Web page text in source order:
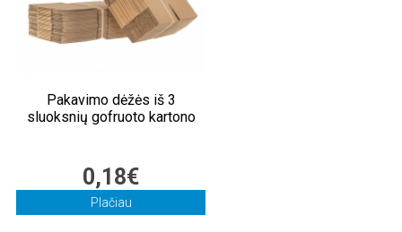
Pakavimo dėžės iš 3
sluoksnių gofruoto kartono
0,18€
Plačiau